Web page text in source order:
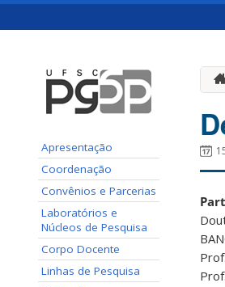
Apresentação
Coordenação
Convênios e Parcerias
Laboratórios e
Núcleos de Pesquisa
Corpo Docente
Linhas de Pesquisa